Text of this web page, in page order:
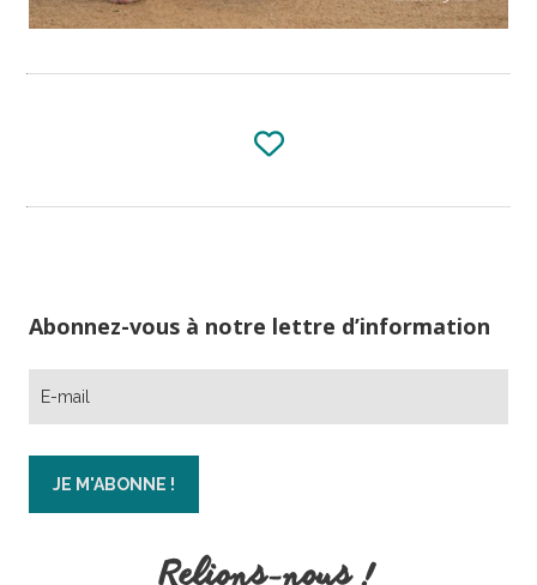
Abonnez-vous à notre lettre d’information